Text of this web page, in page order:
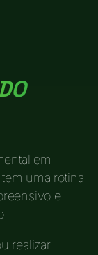
em
uma rotina
e
realizar